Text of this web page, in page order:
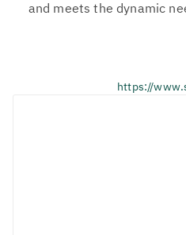
and meets the dynamic
https://